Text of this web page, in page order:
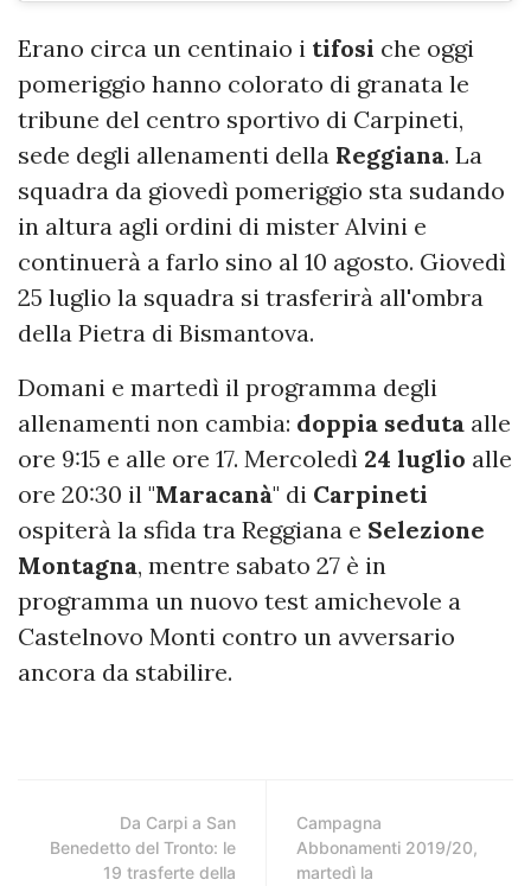
Erano circa un centinaio i tifosi che oggi
pomeriggio hanno colorato di granata le
tribune del centro sportivo di Carpineti,
sede degli allenamenti della Reggiana. La
squadra da giovedì pomeriggio sta sudando
in altura agli ordini di mister Alvini e
continuerà a farlo sino al 10 agosto. Giovedì
25 luglio la squadra si trasferirà all'ombra
della Pietra di Bismantova.
Domani e martedì il programma degli
allenamenti non cambia: doppia seduta alle
ore 9:15 e alle ore 17. Mercoledì 24 luglio alle
ore 20:30 il "Maracanà" di Carpineti
ospiterà la sfida tra Reggiana e Selezione
Montagna, mentre sabato 27 è in
programma un nuovo test amichevole a
Castelnovo Monti contro un avversario
ancora da stabilire.
Da Carpi a San
Benedetto del Tronto: le
19 trasferte della
Campagna
Abbonamenti 2019/20,
martedì la